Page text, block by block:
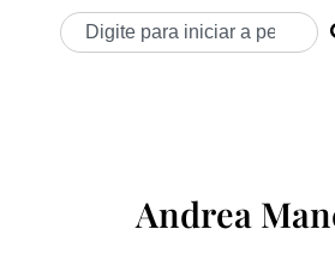
Andrea